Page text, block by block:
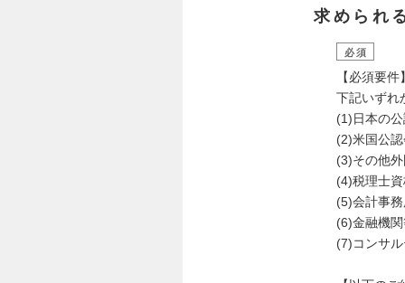
求められ
必須
【必須要件
下記いずれ
(1)日本の
(2)米国公
(3)その他
(4)税理士
(5)会計事
(6)金融機
(7)コンサ